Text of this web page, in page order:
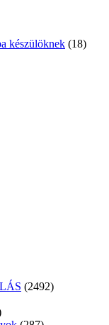
készülöknek (18)
(2492)